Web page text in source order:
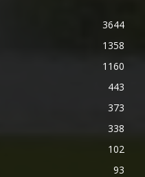
3644
1358
1160
443
373
338
102
93